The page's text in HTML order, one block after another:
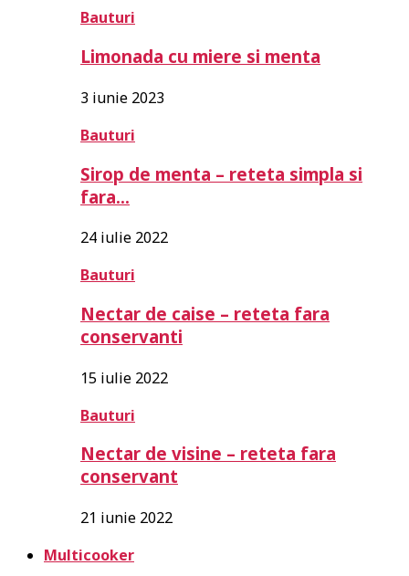
Bauturi
Limonada cu miere si menta
3 iunie 2023
Bauturi
Sirop de menta – reteta simpla si
fara…
24 iulie 2022
Bauturi
Nectar de caise – reteta fara
conservanti
15 iulie 2022
Bauturi
Nectar de visine – reteta fara
conservant
21 iunie 2022
Multicooker